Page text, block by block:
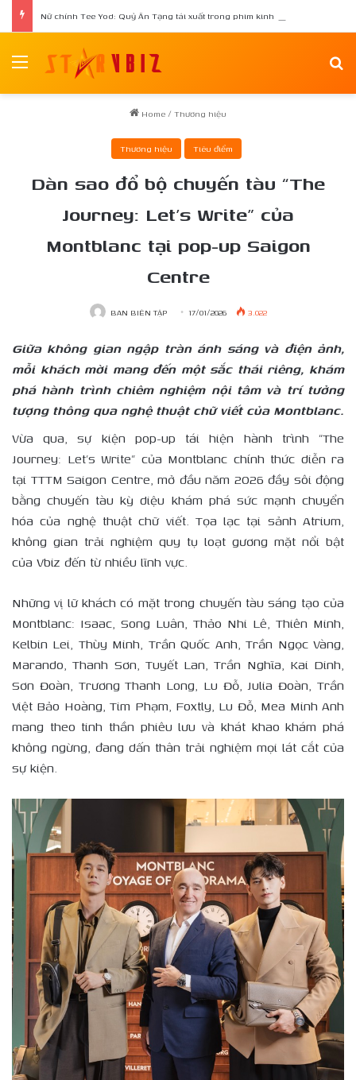
Menu
Home/ Thương hiệu
Thương hiệu Tiêu điểm
Dàn sao đổ bộ chuyến tàu “The
Journey: Let’s Write” của
Montblanc tại pop-up Saigon
Centre
BAN BIÊN TẬP 17/01/2026 3.022
Giữa không gian ngập tràn ánh sáng và điện ảnh,
mỗi khách mời mang đến một sắc thái riêng, khám
phá hành trình chiêm nghiệm nội tâm và trí tưởng
tượng thông qua nghệ thuật chữ viết của Montblanc.
Vừa qua, sự kiện pop-up tái hiện hành trình “The
Journey: Let’s Write” của Montblanc chính thức diễn ra
tại TTTM Saigon Centre, mở đầu năm 2026 đầy sôi động
bằng chuyến tàu kỳ diệu khám phá sức mạnh chuyển
hóa của nghệ thuật chữ viết. Tọa lạc tại sảnh Atrium,
không gian trải nghiệm quy tụ loạt gương mặt nổi bật
của Vbiz đến từ nhiều lĩnh vực.
Những vị lữ khách có mặt trong chuyến tàu sáng tạo của
Montblanc: Isaac, Song Luân, Thảo Nhi Lê, Thiên Minh,
Kelbin Lei, Thùy Minh, Trần Quốc Anh, Trần Ngọc Vàng,
Marando, Thanh Sơn, Tuyết Lan, Trần Nghĩa, Kai Dinh,
Sơn Đoàn, Trương Thanh Long, Lu Đỗ, Julia Đoàn, Trần
Việt Bảo Hoàng, Tim Phạm, Foxtly, Lu Đỗ, Mea Minh Anh
mang theo tinh thần phiêu lưu và khát khao khám phá
không ngừng, đang dấn thân trải nghiệm mọi lát cắt của
sự kiện.